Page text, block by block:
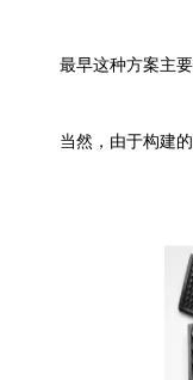
当然，由于构建的